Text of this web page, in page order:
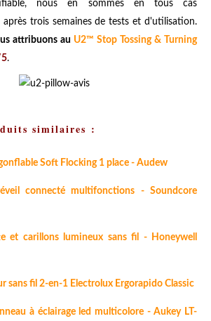
nous en sommes en tous cas
après trois semaines de tests et d'utilisation.
attribuons au U2™ Stop Tossing & Turning
.
similaires :
gonflable Soft Flocking 1 place - Audew
connecté multifonctions - Soundcore
et carillons lumineux sans fil - Honeywell
sans fil 2-en-1 Electrolux Ergorapido Classic
à éclairage led multicolore - Aukey LT-